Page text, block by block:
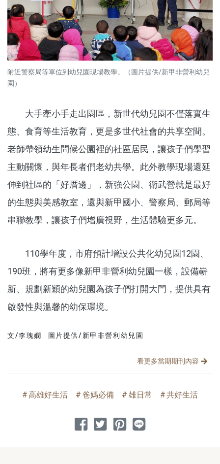
附近警察局等單位到幼兒園現場教學。（圖片提供/新甲非營利幼兒
園）
大手牽小手走出園區，新世代幼兒園不僅落實生
態、食育等生活教育，更是多世代社會的共享空間。
老師帶領幼生問候公園裡的社區居民，讓孩子們學習
主動關懷，與年長者們老幼共學。此外教學現場還延
伸到社區的「好厝邊」，新強公園、衛武營就是最好
的生態與美感教室，還與新甲國小、警察局、郵局等
串聯教學，讓孩子們增廣視野，生活體驗更多元。
110學年度，市府預計增設公共化幼兒園12園、
190班，將有更多像新甲非營利幼兒園一樣，設備嶄
新、規劃新穎的幼兒園為孩子們打開大門，提供具有
啟發性與溫馨的幼保環境。
文/李瑰嫻 圖片提供/新甲非營利幼兒園
看更多當期期刊內容
文章分類
高雄好生活 爸媽必備 雄日常 共好生活
分享文章
分享到 Facebook
分享到 Twitter
分享到 Pinterest
分享到 Line